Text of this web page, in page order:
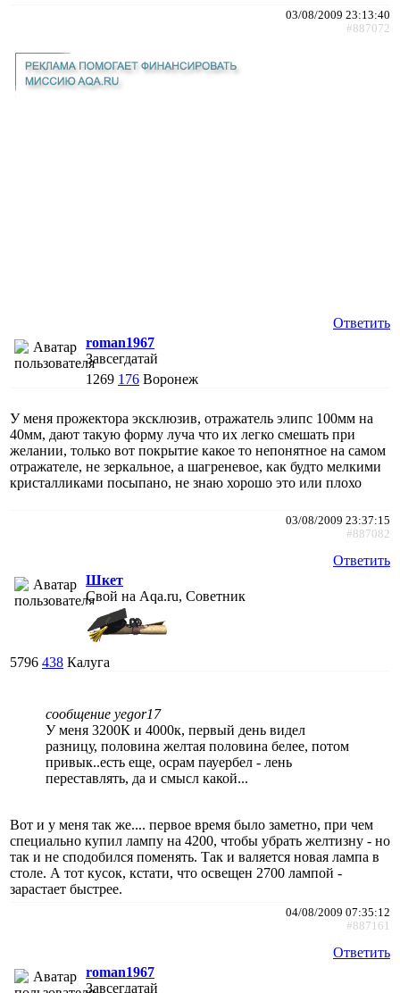
03/08/2009 23:13:40
#887072
Ответить
roman1967
Завсегдатай
1269 176 Воронеж
У меня прожектора эксклюзив, отражатель элипс 100мм на
40мм, дают такую форму луча что их легко смешать при
желании, только вот покрытие какое то непонятное на самом
отражателе, не зеркальное, а шагреневое, как будто мелкими
кристалликами посыпано, не знаю хорошо это или плохо
03/08/2009 23:37:15
#887082
Ответить
Шкет
Свой на Aqa.ru, Советник
5796 438 Калуга
сообщение yegor17
У меня 3200К и 4000к, первый день видел
разницу, половина желтая половина белее, потом
привык..есть еще, осрам пауербел - лень
переставлять, да и смысл какой...
Вот и у меня так же.... первое время было заметно, при чем
специально купил лампу на 4200, чтобы убрать желтизну - но
так и не сподобился поменять. Так и валяется новая лампа в
столе. А тот кусок, кстати, что освещен 2700 лампой -
зарастает быстрее.
04/08/2009 07:35:12
#887161
Ответить
roman1967
Завсегдатай